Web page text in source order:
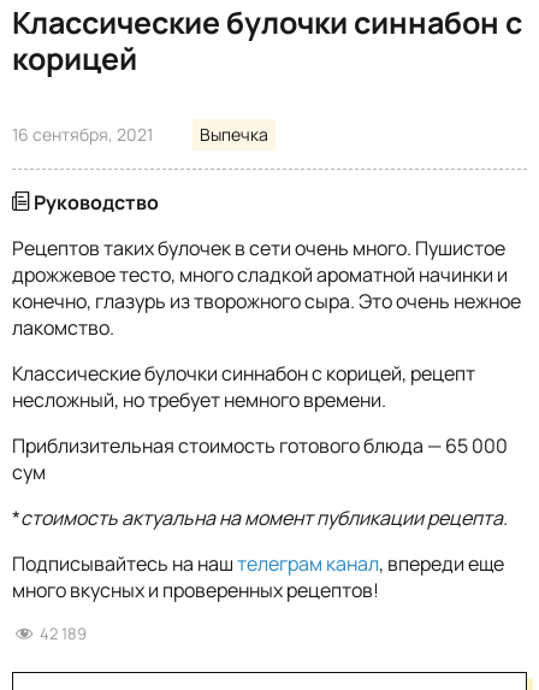
Классические булочки синнабон с
корицей
16 сентября, 2021 Выпечка
Руководство
Рецептов таких булочек в сети очень много. Пушистое
дрожжевое тесто, много сладкой ароматной начинки и
конечно, глазурь из творожного сыра. Это очень нежное
лакомство.
Классические булочки синнабон с корицей, рецепт
несложный, но требует немного времени.
Приблизительная стоимость готового блюда — 65 000
сум
*стоимость актуальна на момент публикации рецепта.
Подписывайтесь на наштелеграм канал, впереди еще
много вкусных и проверенных рецептов!
42 189